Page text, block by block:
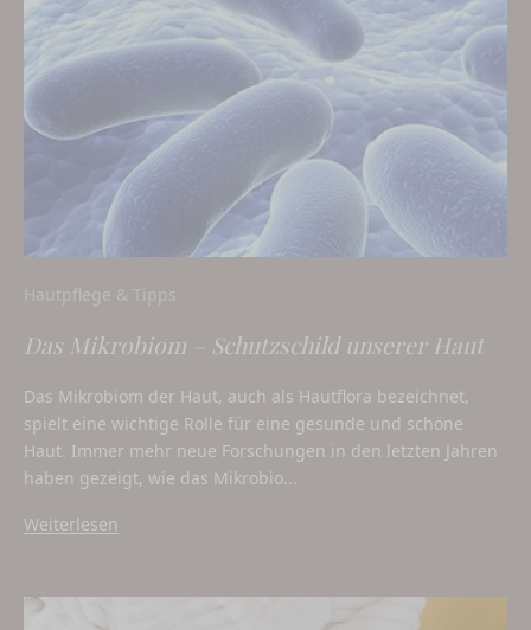
Hautpflege & Tipps
Das Mikrobiom – Schutzschild unserer Haut
Das Mikrobiom der Haut, auch als Hautflora bezeichnet,
spielt eine wichtige Rolle für eine gesunde und schöne
Haut. Immer mehr neue Forschungen in den letzten Jahren
haben gezeigt, wie das Mikrobio...
Weiterlesen